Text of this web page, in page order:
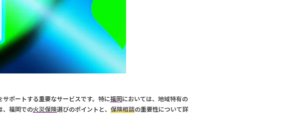
ポートする重要なサービスです。特に福岡においては、地域特有の
福岡での火災保険選びのポイントと、 保険相談の重要性について詳